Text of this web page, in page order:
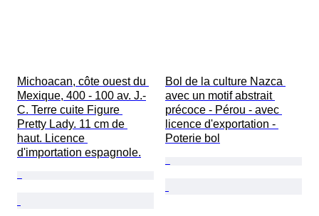
Michoacan, côte ouest du
Mexique, 400 - 100 av. J.-
C. Terre cuite Figure
Pretty Lady. 11 cm de
haut. Licence
d'importation espagnole.
Bol de la culture Nazca
avec un motif abstrait
précoce - Pérou - avec
licence d'exportation -
Poterie bol